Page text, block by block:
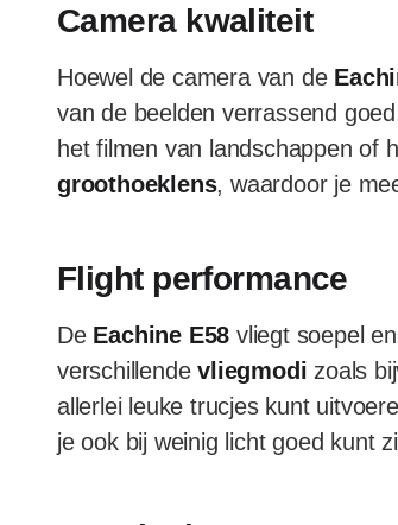
Camera kwaliteit
Hoewel de camera van de
van de beelden verrassend
het filmen van landschappen of
groothoeklens, waardoor je
Flight performance
De Eachine E58 vliegt soepel
verschillendevliegmodi zoals
allerlei leuke trucjes kunt
je ook bij weinig licht goed kunt